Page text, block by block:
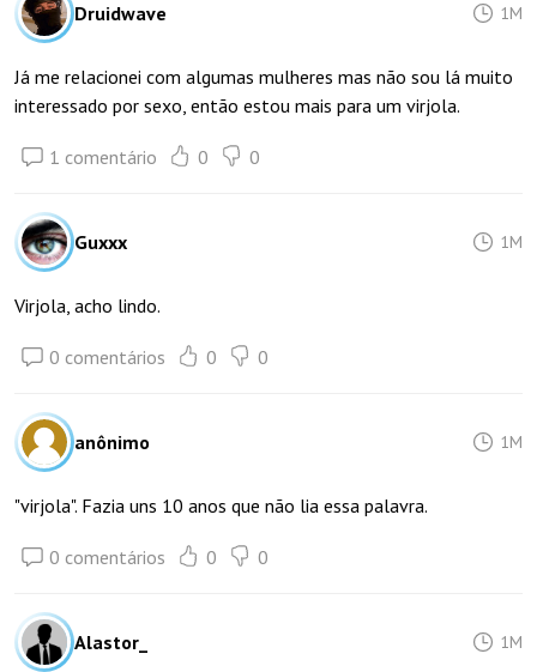
Druidwave 1M
Já me relacionei com algumas mulheres mas não sou lá muito
interessado por sexo, então estou mais para um virjola.
1 comentário 0 0
Guxxx 1M
Virjola, acho lindo.
0 comentários 0 0
anônimo 1M
"virjola". Fazia uns 10 anos que não lia essa palavra.
0 comentários 0 0
Alastor_ 1M